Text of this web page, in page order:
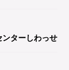
ターしわっせ